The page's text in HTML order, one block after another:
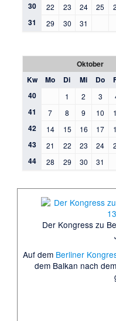
30 22 23 24 25
31 29 30 31
Oktober
Kw
Mo Di Mi Do
40
1 2 3
41 7 8 9 10
42 14 15 16 17
43 21 22 23 24
44 28 29 30 31
Der Kongress zu
Auf dem Berliner
dem Balkan nach dem